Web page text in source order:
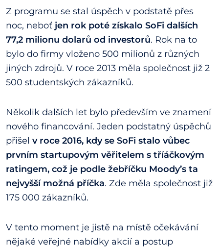
Z programu se stal úspěch v podstatě přes
noc, neboť jen rok poté získalo SoFi dalších
77,2 milionu dolarů od investorů. Rok na to
bylo do firmy vloženo 500 milionů z různých
jiných zdrojů. V roce 2013 měla společnost již 2
500 studentských zákazníků.
Několik dalších let bylo především ve znamení
nového financování. Jeden podstatný úspěchů
přišel v roce 2016, kdy se SoFi stalo vůbec
prvním startupovým věřitelem s tříáčkovým
ratingem, což je podle žebříčku Moody’s ta
nejvyšší možná příčka. Zde měla společnost již
175 000 zákazníků.
V tento moment je jistě na místě očekávání
nějaké veřejné nabídky akcií a postup